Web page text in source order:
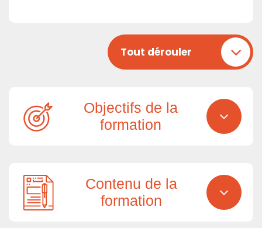
Tout dérouler
Objectifs de la
formation
Contenu de la
formation